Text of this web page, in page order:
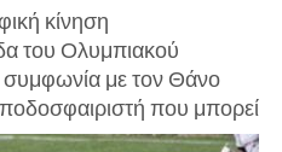
κίνηση
του Ολυμπιακού
με τον Θάνο
ποδοσφαιριστή που μπορεί